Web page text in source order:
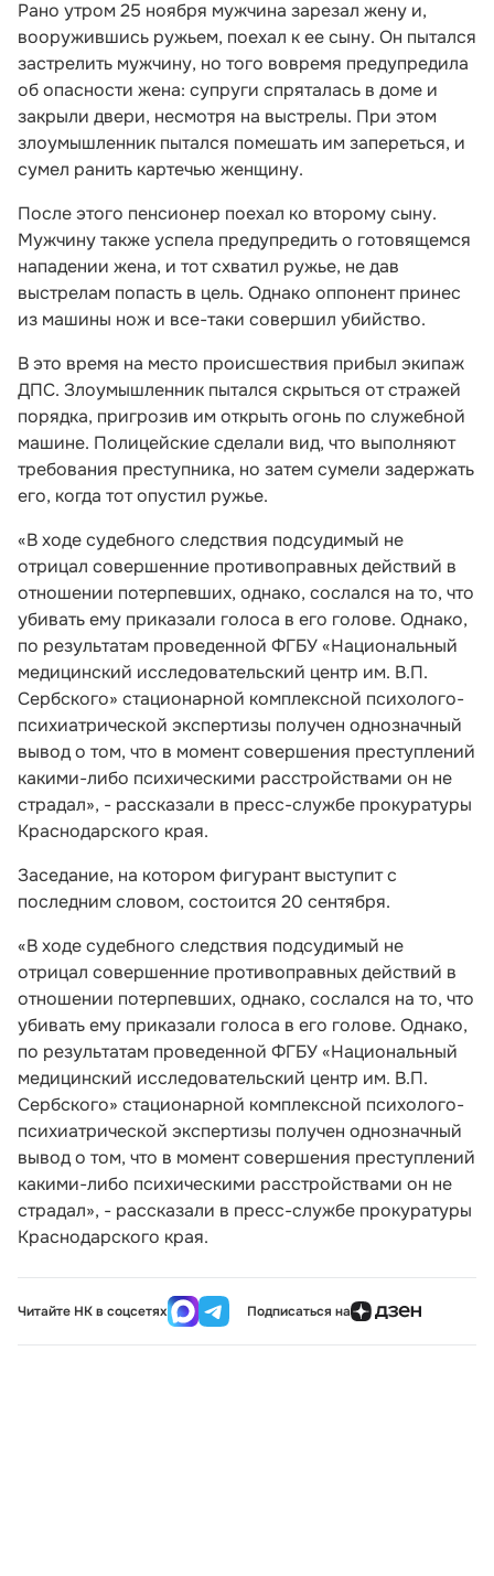
Рано утром 25 ноября мужчина зарезал жену и,
вооружившись ружьем, поехал к ее сыну. Он пытался
застрелить мужчину, но того вовремя предупредила
об опасности жена: супруги спряталась в доме и
закрыли двери, несмотря на выстрелы. При этом
злоумышленник пытался помешать им запереться, и
сумел ранить картечью женщину.
После этого пенсионер поехал ко второму сыну.
Мужчину также успела предупредить о готовящемся
нападении жена, и тот схватил ружье, не дав
выстрелам попасть в цель. Однако оппонент принес
из машины нож и все-таки совершил убийство.
В это время на место происшествия прибыл экипаж
ДПС. Злоумышленник пытался скрыться от стражей
порядка, пригрозив им открыть огонь по служебной
машине. Полицейские сделали вид, что выполняют
требования преступника, но затем сумели задержать
его, когда тот опустил ружье.
«В ходе судебного следствия подсудимый не
отрицал совершенние противоправных действий в
отношении потерпевших, однако, сослался на то, что
убивать ему приказали голоса в его голове. Однако,
по результатам проведенной ФГБУ «Национальный
медицинский исследовательский центр им. В.П.
Сербского» стационарной комплексной психолого-
психиатрической экспертизы получен однозначный
вывод о том, что в момент совершения преступлений
какими-либо психическими расстройствами он не
страдал», - рассказали в пресс-службе прокуратуры
Краснодарского края.
Заседание, на котором фигурант выступит с
последним словом, состоится 20 сентября.
«В ходе судебного следствия подсудимый не
отрицал совершенние противоправных действий в
отношении потерпевших, однако, сослался на то, что
убивать ему приказали голоса в его голове. Однако,
по результатам проведенной ФГБУ «Национальный
медицинский исследовательский центр им. В.П.
Сербского» стационарной комплексной психолого-
психиатрической экспертизы получен однозначный
вывод о том, что в момент совершения преступлений
какими-либо психическими расстройствами он не
страдал», - рассказали в пресс-службе прокуратуры
Краснодарского края.
Читайте НК в соцсетях Подписаться на